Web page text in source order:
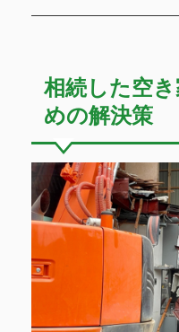
相続した空
めの解決策